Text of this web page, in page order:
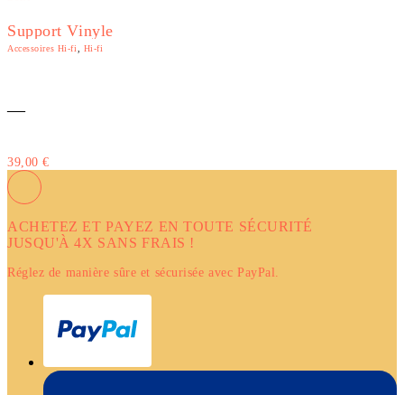
Support Vinyle
Accessoires Hi-fi Hi-fi
—
39,00€
ACHETEZ ET PAYEZ EN TOUTE SÉCURITÉ
JUSQU'À 4X SANS FRAIS !
Réglez de manière sûre et sécurisée avec PayPal.